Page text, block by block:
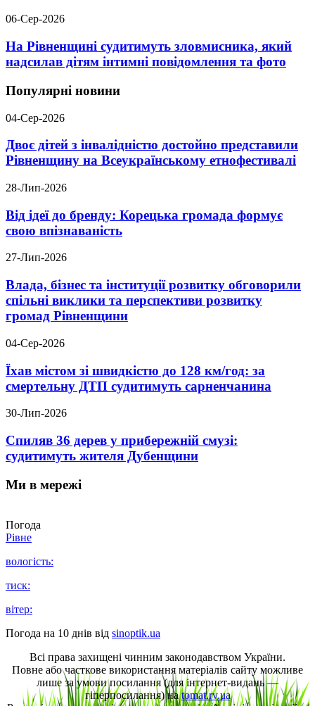
06-Сер-2026
На Рівненщині судитимуть зловмисника, який
надсилав дітям інтимні повідомлення та фото
Популярні новини
04-Сер-2026
Двоє дітей з інвалідністю достойно представили
Рівненщину на Всеукраїнському етнофестивалі
28-Лип-2026
Від ідеї до бренду: Корецька громада формує
свою впізнаваність
27-Лип-2026
Влада, бізнес та інституції розвитку обговорили
спільні виклики та перспективи розвитку
громад Рівненщини
04-Сер-2026
Їхав містом зі швидкістю до 128 км/год: за
смертельну ДТП судитимуть сарненчанина
30-Лип-2026
Спиляв 36 дерев у прибережній смузі:
судитимуть жителя Дубенщини
Ми в мережі
Погода
Рівне
вологість:
тиск:
вітер:
Погода на 10 днів від sinoptik.ua
Всі права захищені чинним законодавством України.
Повне або часткове використання матеріалів сайту можливе
лише за умови посилання (для інтернет-видань —
гіперпосилання) наtomat.rv.ua